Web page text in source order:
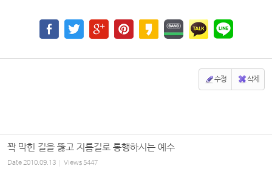
수정 삭제
꽉 막힌 길을 뚫고 지름길로 통행하시는 예수
Date2010.09.13 Views 5447